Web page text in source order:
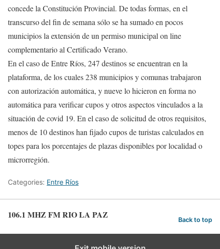
concede la Constitución Provincial. De todas formas, en el
transcurso del fin de semana sólo se ha sumado en pocos
municipios la extensión de un permiso municipal on line
complementario al Certificado Verano.
En el caso de Entre Ríos, 247 destinos se encuentran en la
plataforma, de los cuales 238 municipios y comunas trabajaron
con autorización automática, y nueve lo hicieron en forma no
automática para verificar cupos y otros aspectos vinculados a la
situación de covid 19. En el caso de solicitud de otros requisitos,
menos de 10 destinos han fijado cupos de turistas calculados en
topes para los porcentajes de plazas disponibles por localidad o
microrregión.
Categories: Entre Ríos
106.1 MHZ FM RIO LA PAZ Back to top